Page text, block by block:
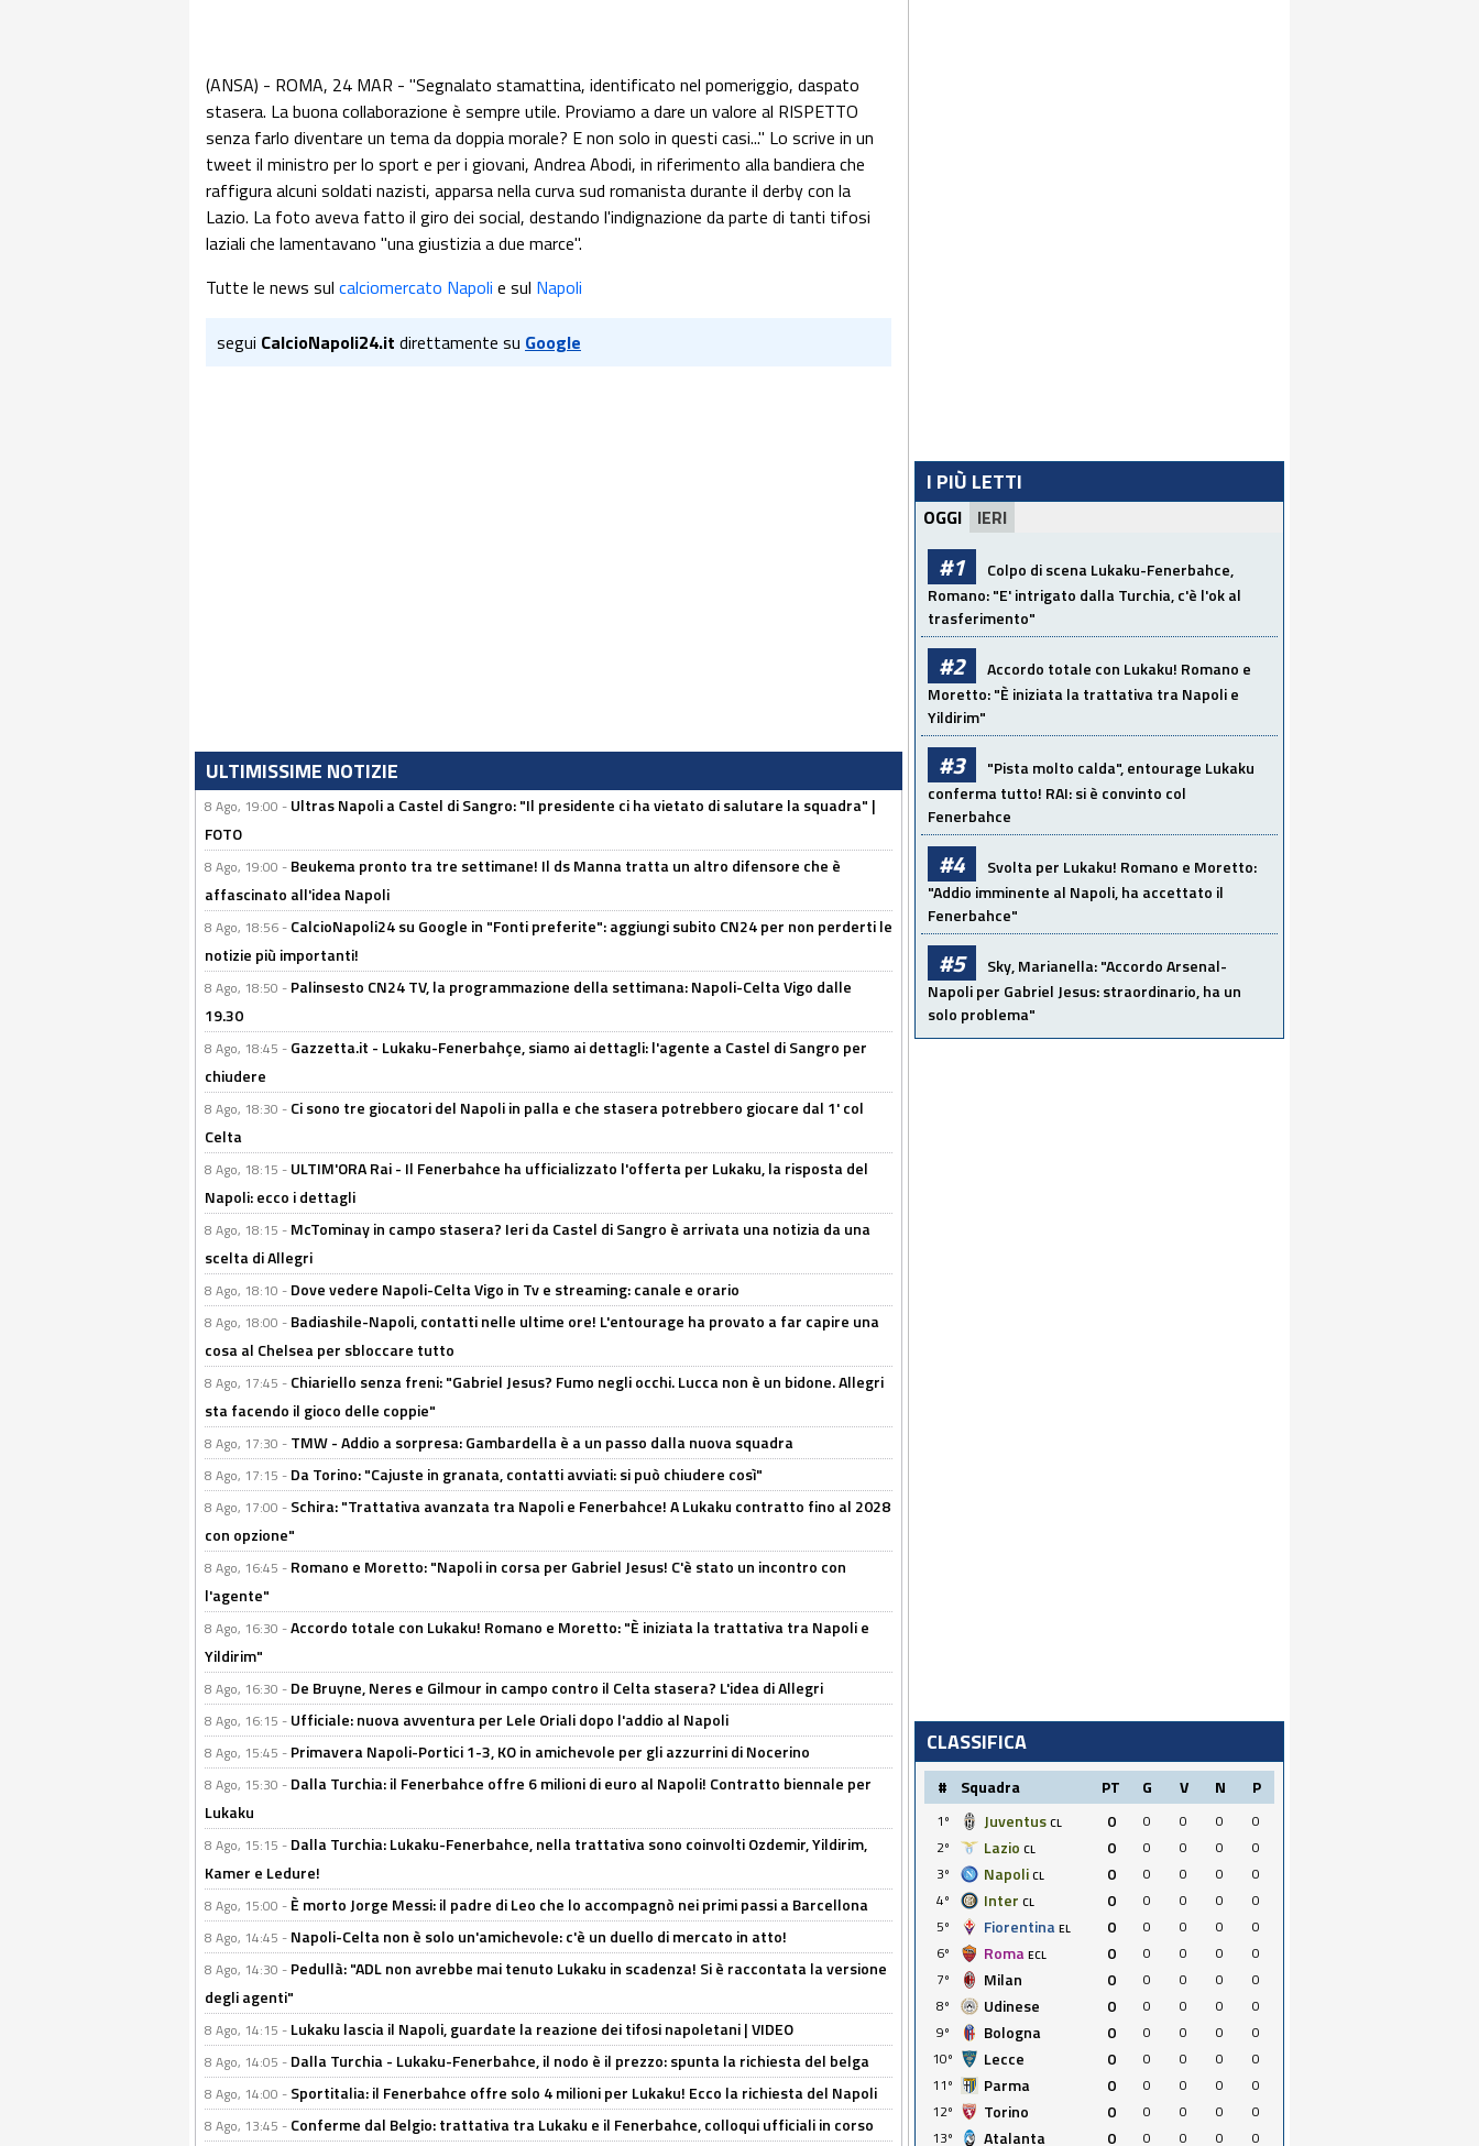
(ANSA) - ROMA, 24 MAR - "Segnalato stamattina, identificato nel pomeriggio, daspato
stasera. La buona collaborazione è sempre utile. Proviamo a dare un valore al RISPETTO
senza farlo diventare un tema da doppia morale? E non solo in questi casi..." Lo scrive in un
tweet il ministro per lo sport e per i giovani, Andrea Abodi, in riferimento alla bandiera che
raffigura alcuni soldati nazisti, apparsa nella curva sud romanista durante il derby con la
Lazio. La foto aveva fatto il giro dei social, destando l'indignazione da parte di tanti tifosi
laziali che lamentavano "una giustizia a due marce".
Tutte le news sul calciomercato Napoli e sul Napoli
segui CalcioNapoli24.it direttamente su Google
ULTIMISSIME NOTIZIE
8 Ago, 19:00 - Ultras Napoli a Castel di Sangro: "Il presidente ci ha vietato di salutare la squadra" |
FOTO
8 Ago, 19:00 - Beukema pronto tra tre settimane! Il ds Manna tratta un altro difensore che è
affascinato all'idea Napoli
8 Ago, 18:56 - CalcioNapoli24 su Google in "Fonti preferite": aggiungi subito CN24 per non perderti le
notizie più importanti!
8 Ago, 18:50 - Palinsesto CN24 TV, la programmazione della settimana: Napoli-Celta Vigo dalle
19.30
8 Ago, 18:45 - Gazzetta.it - Lukaku-Fenerbahçe, siamo ai dettagli: l'agente a Castel di Sangro per
chiudere
8 Ago, 18:30 - Ci sono tre giocatori del Napoli in palla e che stasera potrebbero giocare dal 1' col
Celta
8 Ago, 18:15 - ULTIM'ORA Rai - Il Fenerbahce ha ufficializzato l'offerta per Lukaku, la risposta del
Napoli: ecco i dettagli
8 Ago, 18:15 - McTominay in campo stasera? Ieri da Castel di Sangro è arrivata una notizia da una
scelta di Allegri
8 Ago, 18:10 - Dove vedere Napoli-Celta Vigo in Tv e streaming: canale e orario
8 Ago, 18:00 - Badiashile-Napoli, contatti nelle ultime ore! L'entourage ha provato a far capire una
cosa al Chelsea per sbloccare tutto
8 Ago, 17:45 - Chiariello senza freni: "Gabriel Jesus? Fumo negli occhi. Lucca non è un bidone. Allegri
sta facendo il gioco delle coppie"
8 Ago, 17:30 - TMW - Addio a sorpresa: Gambardella è a un passo dalla nuova squadra
8 Ago, 17:15 - Da Torino: "Cajuste in granata, contatti avviati: si può chiudere così"
8 Ago, 17:00 - Schira: "Trattativa avanzata tra Napoli e Fenerbahce! A Lukaku contratto fino al 2028
con opzione"
8 Ago, 16:45 - Romano e Moretto: "Napoli in corsa per Gabriel Jesus! C'è stato un incontro con
l'agente"
8 Ago, 16:30 -Accordo totale con Lukaku! Romano e Moretto: "È iniziata la trattativa tra Napoli e
Yildirim"
8 Ago, 16:30 - De Bruyne, Neres e Gilmour in campo contro il Celta stasera? L'idea di Allegri
8 Ago, 16:15 - Ufficiale: nuova avventura per Lele Oriali dopo l'addio al Napoli
8 Ago, 15:45 - Primavera Napoli-Portici 1-3, KO in amichevole per gli azzurrini di Nocerino
8 Ago, 15:30 - Dalla Turchia: il Fenerbahce offre 6 milioni di euro al Napoli! Contratto biennale per
Lukaku
8 Ago, 15:15 - Dalla Turchia: Lukaku-Fenerbahce, nella trattativa sono coinvolti Ozdemir, Yildirim,
Kamer e Ledure!
8 Ago, 15:00 - È morto Jorge Messi: il padre di Leo che lo accompagnò nei primi passi a Barcellona
8 Ago, 14:45 - Napoli-Celta non è solo un'amichevole: c'è un duello di mercato in atto!
8 Ago, 14:30 - Pedullà: "ADL non avrebbe mai tenuto Lukaku in scadenza! Si è raccontata la versione
degli agenti"
8 Ago, 14:15 - Lukaku lascia il Napoli, guardate la reazione dei tifosi napoletani | VIDEO
8 Ago, 14:05 - Dalla Turchia - Lukaku-Fenerbahce, il nodo è il prezzo: spunta la richiesta del belga
8 Ago, 14:00 - Sportitalia: il Fenerbahce offre solo 4 milioni per Lukaku! Ecco la richiesta del Napoli
8 Ago, 13:45 - Conferme dal Belgio: trattativa tra Lukaku e il Fenerbahce, colloqui ufficiali in corso
I PIÙ LETTI
OGGI IERI
#1
Colpo di scena Lukaku-Fenerbahce,
Romano: "E' intrigato dalla Turchia, c'è l'ok al
trasferimento"
#2
Accordo totale con Lukaku! Romano e
Moretto: "È iniziata la trattativa tra Napoli e
Yildirim"
#3
"Pista molto calda", entourage Lukaku
conferma tutto! RAI: si è convinto col
Fenerbahce
#4
Svolta per Lukaku! Romano e Moretto:
"Addio imminente al Napoli, ha accettato il
Fenerbahce"
#5
Sky, Marianella: "Accordo Arsenal-
Napoli per Gabriel Jesus: straordinario, ha un
solo problema"
CLASSIFICA
# Squadra PT G V N P
1º Juventus CL 0 0 0 0
0
2º
Lazio CL 0 0 0 0
0
3º
Napoli CL 0 0 0 0
0
4º
Inter CL 0 0 0 0
0
5º
Fiorentina EL 0 0 0 0
0
6º
Roma ECL 0 0 0 0
0
7º
Milan 0 0 0 0
0
8º
Udinese 0 0 0 0
0
9º
Bologna 0 0 0 0
0
10º
Lecce 0 0 0 0
0
11º
Parma 0 0 0 0
0
12º
Torino 0 0 0 0
0
13º
Atalanta 0 0 0 0 0